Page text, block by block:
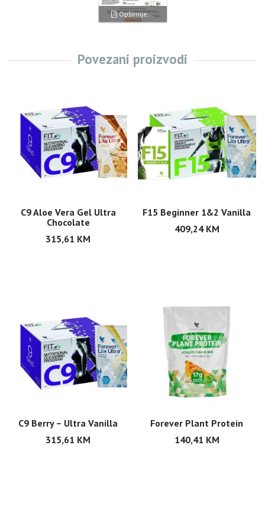
Opširnije...
Povezani proizvodi
C9 Aloe Vera Gel Ultra
Chocolate
315,61 KM
F15 Beginner 1&2 Vanilla
409,24 KM
C9 Berry – Ultra Vanilla
315,61 KM
Forever Plant Protein
140,41 KM